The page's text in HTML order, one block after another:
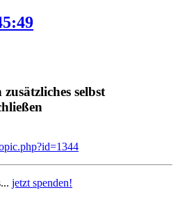
selbst
jetzt spenden!